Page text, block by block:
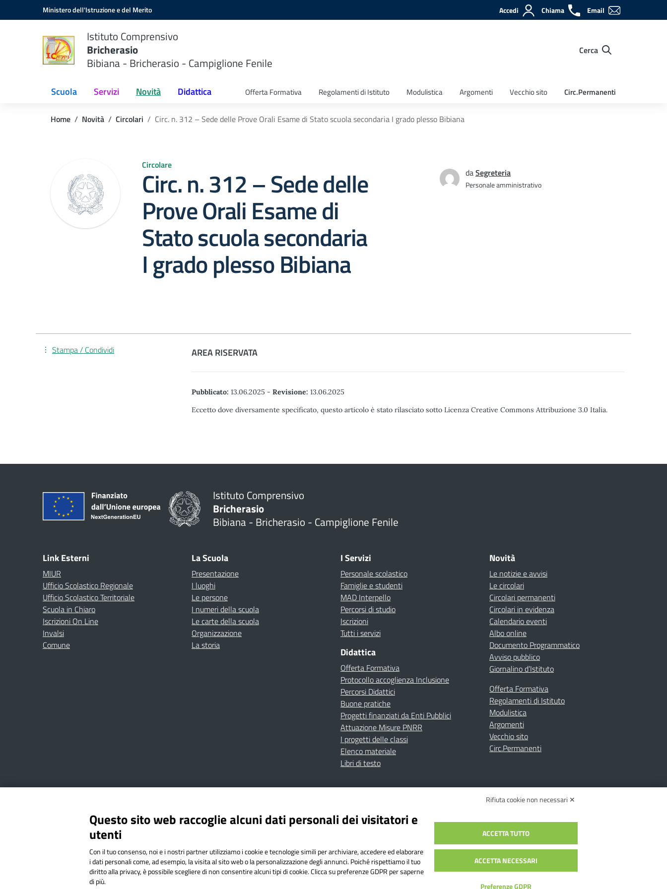
Vai ai contenuti
Vai al menu di navigazioneMinistero dell'Istruzione e del Merito Accedi Chiama Email
Istituto Comprensivo
Bricherasio
Bibiana - Bricherasio - Campiglione Fenile
Cerca
Scuola Servizi Novità Didattica Offerta Formativa Regolamenti di Istituto Modulistica Argomenti Vecchio sito Circ.Permanenti
Home Novità Circolari Circ. n. 312 – Sede delle Prove Orali Esame di Stato scuola secondaria I grado plesso Bibiana
Circolare
Circ. n. 312 – Sede delle
Prove Orali Esame di
Stato scuola secondaria
I grado plesso Bibiana
daSegreteria
Personale amministrativo
AREA RISERVATA
Pubblicato: 13.06.2025 - Revisione: 13.06.2025
Eccetto dove diversamente specificato, questo articolo è stato rilasciato sotto Licenza Creative Commons Attribuzione 3.0 Italia.
Stampa / Condividi
Istituto Comprensivo
Bricherasio
Bibiana - Bricherasio - Campiglione Fenile
Link Esterni
MIUR
Ufficio Scolastico Regionale
Ufficio Scolastico Territoriale
Scuola in Chiaro
Iscrizioni On Line
Invalsi
Comune
La Scuola
Presentazione
I luoghi
Le persone
I numeri della scuola
Le carte della scuola
Organizzazione
La storia
I Servizi
Personale scolastico
Famiglie e studenti
MAD Interpello
Percorsi di studio
Iscrizioni
Tutti i servizi
Didattica
Offerta Formativa
Protocollo accoglienza Inclusione
Percorsi Didattici
Buone pratiche
Progetti finanziati da Enti Pubblici
Attuazione Misure PNRR
I progetti delle classi
Elenco materiale
Libri di testo
Novità
Le notizie e avvisi
Le circolari
Circolari permanenti
Circolari in evidenza
Calendario eventi
Albo online
Documento Programmatico
Avviso pubblico
Giornalino d’Istituto
Offerta Formativa
Regolamenti di Istituto
Modulistica
Argomenti
Vecchio sito
Circ.Permanenti
Amministrazione TrasparenteAlbo onlinePrivacy PolicyDichiarazione di accessibilitàContattiNote Legali
Via Cesare Bollea n. 3 - 10064 Bricherasio (TO) | P.E.O.: toic84200d@istruzione.it | P.E.C.: toic84200d@pec.istruzione.it
Codice Fiscale: 94544620019 | Cod. Meccanografico: TOIC84200D | Codice IPA: istsc_toic84200d | Codice Univoco: UFYI9M
Rifiuta cookie non necessari ✕
Questo sito web raccoglie alcuni dati personali dei visitatori e
utenti
Con il tuo consenso, noi e i nostri partner utilizziamo i cookie e tecnologie simili per archiviare, accedere ed elaborare
i dati personali come, ad esempio, la visita al sito web o la personalizzazione degli annunci. Poiché rispettiamo il tuo
diritto alla privacy, è possibile scegliere di non consentire alcuni tipi di cookie. Clicca su preferenze GDPR per saperne
di più.
ACCETTA TUTTO
ACCETTA NECESSARI
Preferenze GDPR